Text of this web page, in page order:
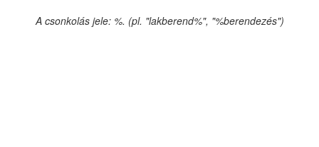
A csonkolás jele: %. (pl. "lakberend%", "%berendezés")